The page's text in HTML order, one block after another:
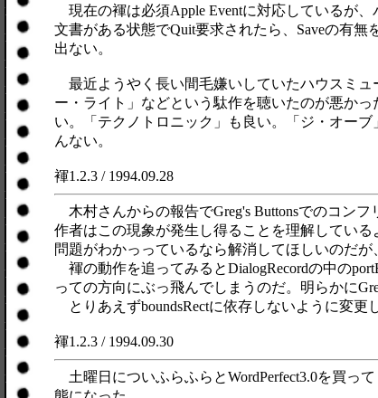
現在の褌は必須Apple Eventに対応しているが
文書がある状態でQuit要求されたら、Saveの有
出ない。
最近ようやく長い間毛嫌いしていたハウスミュ
ー・ライト」などという駄作を聴いたのが悪か
い。「テクノトロニック」も良い。「ジ・オー
んない。
褌1.2.3 / 1994.09.28
木村さんからの報告でGreg's Buttonsでのコンフ
作者はこの現象が発生し得ることを理解している
問題がわかっっているなら解消してほしいのだが
褌の動作を追ってみるとDialogRecordの中の
っての方向にぶっ飛んでしまうのだ。明らかに
とりあえずboundsRectに依存しないように変更
褌1.2.3 / 1994.09.30
土曜日についふらふらとWordPerfect3.0を買っ